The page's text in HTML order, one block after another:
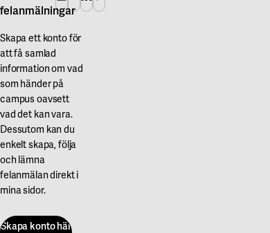
felanmälningar
Skapa ett konto för
att få samlad
information om vad
som händer på
campus oavsett
vad det kan vara.
Dessutom kan du
enkelt skapa, följa
och lämna
felanmälan direkt i
mina sidor.
Skapa konto här